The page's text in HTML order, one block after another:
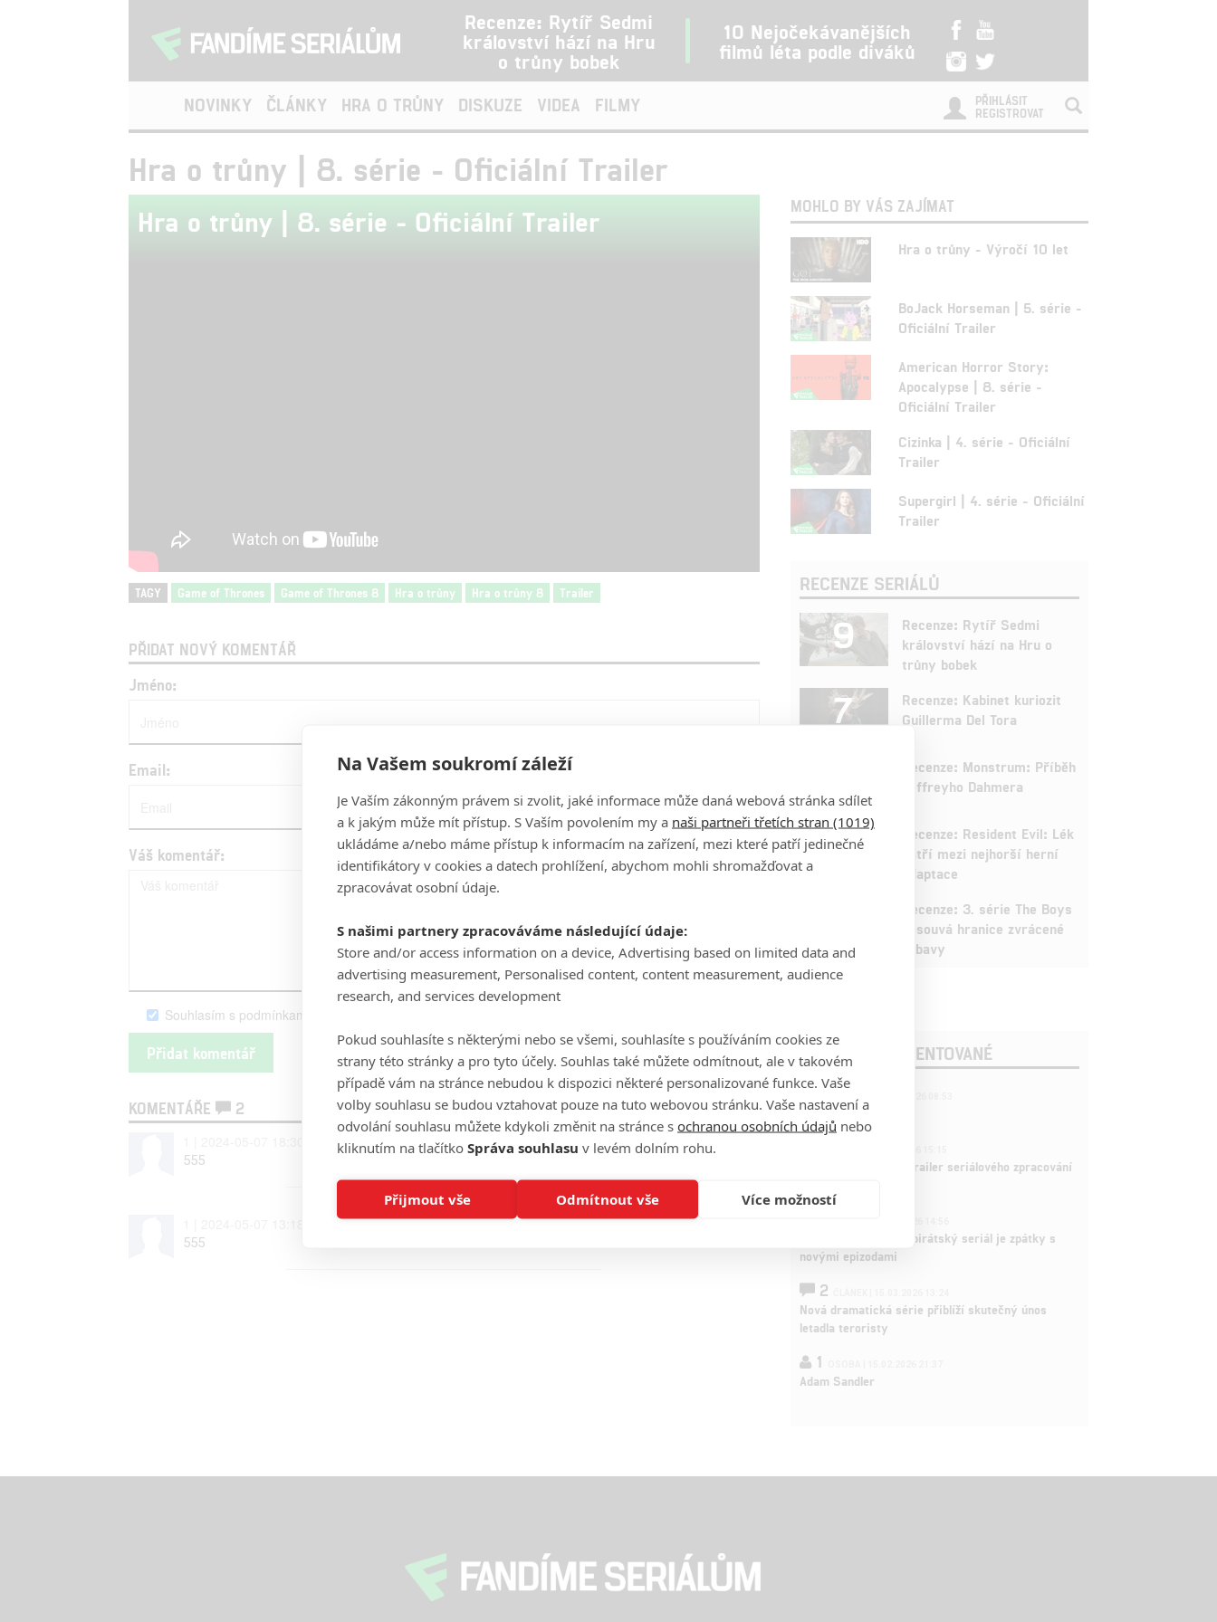
Recenze: Rytíř Sedmi
království hází na Hru
o trůny bobek
10 Nejočekávanějších
filmů léta podle diváků
NOVINKY ČLÁNKY HRA O TRŮNY DISKUZE VIDEA FILMY
PŘIHLÁSIT
REGISTROVAT
Hra o trůny | 8. série - Oficiální Trailer
Hra o trůny | 8. série - Oficiální Trailer
TAGY Game of Thrones Game of Thrones 8 Hra o trůny Hra o trůny 8 Trailer
PŘIDAT NOVÝ KOMENTÁŘ
Jméno:
Email:
Váš komentář:
Souhlasím s podmínkami serveru FandimeFilmu.cz
KOMENTÁŘE
2
555
555
MOHLO BY VÁS ZAJÍMAT
Hra o trůny - Výročí 10 let
BoJack Horseman | 5. série -
Oficiální Trailer
American Horror Story:
Apocalypse | 8. série -
Oficiální Trailer
Cizinka | 4. série - Oficiální
Trailer
Supergirl | 4. série - Oficiální
Trailer
RECENZE SERIÁLŮ
9
Recenze: Rytíř Sedmi
království hází na Hru o
trůny bobek
7
Recenze: Kabinet kuriozit
Guillerma Del Tora
Recenze: Monstrum: Příběh
Jeffreyho Dahmera
3
Recenze: Resident Evil: Lék
patří mezi nejhorší herní
adaptace
Recenze: 3. série The Boys
posouvá hranice zvrácené
zábavy
POSLEDNÍ KOMENTOVANÉ
221
拆彈專家
Harry Potter: První trailer seriálového zpracování
One Piece: Oblíbený pirátský seriál je zpátky s
novými epizodami
2
Nová dramatická série přiblíží skutečný únos
letadla teroristy
1
Adam Sandler
Na Vašem soukromí záleží
Je Vaším zákonným právem si zvolit, jaké informace může daná webová stránka sdílet
a k jakým může mít přístup. S Vaším povolením my a naši partneři třetích stran (1019)
ukládáme a/nebo máme přístup k informacím na zařízení, mezi které patří jedinečné
identifikátory v cookies a datech prohlížení, abychom mohli shromažďovat a
zpracovávat osobní údaje.
S našimi partnery zpracováváme následující údaje:
Store and/or access information on a device, Advertising based on limited data and
advertising measurement, Personalised content, content measurement, audience
research, and services development
Pokud souhlasíte s některými nebo se všemi, souhlasíte s používáním cookies ze
strany této stránky a pro tyto účely. Souhlas také můžete odmítnout, ale v takovém
případě vám na stránce nebudou k dispozici některé personalizované funkce. Vaše
volby souhlasu se budou vztahovat pouze na tuto webovou stránku. Vaše nastavení a
odvolání souhlasu můžete kdykoli změnit na stránce s ochranou osobních údajů nebo
kliknutím na tlačítko Správa souhlasu v levém dolním rohu.
Přijmout vše Odmítnout vše Více možností